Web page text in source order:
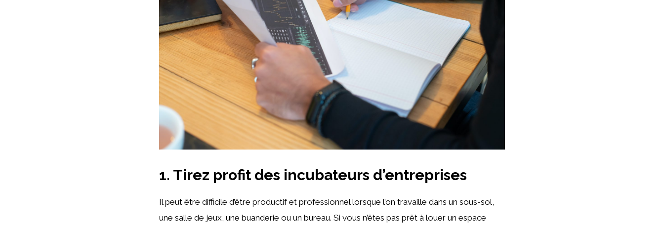
1. Tirez profit des incubateurs d’entreprises
Il peut être difficile d’être productif et professionnel lorsque l’on travaille dans un sous-sol,
une salle de jeux, une buanderie ou un bureau. Si vous n’êtes pas prêt à louer un espace